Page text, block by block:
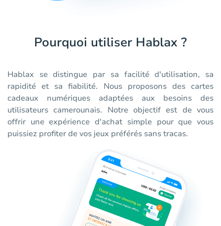
Pourquoi utiliser Hablax ?
Hablax se distingue par sa facilité d'utilisation, sa
rapidité et sa fiabilité. Nous proposons des cartes
cadeaux numériques adaptées aux besoins des
utilisateurs camerounais. Notre objectif est de vous
offrir une expérience d'achat simple pour que vous
puissiez profiter de vos jeux préférés sans tracas.